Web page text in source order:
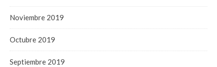
Noviembre 2019
Octubre 2019
Septiembre 2019